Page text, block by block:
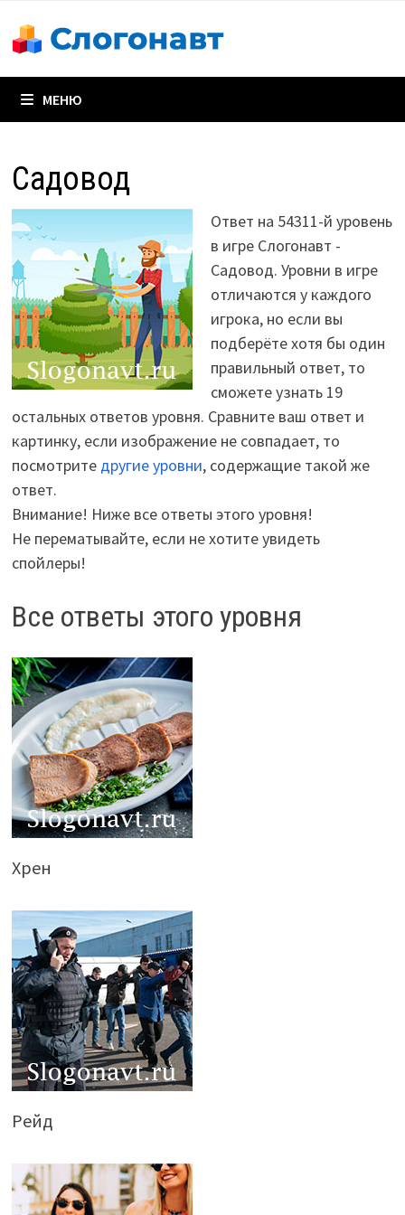
содержимому
МЕНЮ
Садовод
Ответ на 54311-й уровень
в игре Слогонавт -
Садовод. Уровни в игре
отличаются у каждого
игрока, но если вы
подберёте хотя бы один
правильный ответ, то
сможете узнать 19
остальных ответов уровня. Сравните ваш ответ и
картинку, если изображение не совпадает, то
посмотрите другие уровни, содержащие такой же
ответ.
Внимание! Ниже все ответы этого уровня!
Не перематывайте, если не хотите увидеть
спойлеры!
Все ответы этого уровня
Хрен
Рейд